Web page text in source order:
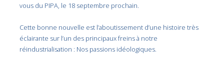
vous du PIPA, le 18 septembre prochain.
Cette bonne nouvelle est l’aboutissement d’une histoire très
éclairante sur l’un des principaux freins à notre
réindustrialisation : Nos passions idéologiques.